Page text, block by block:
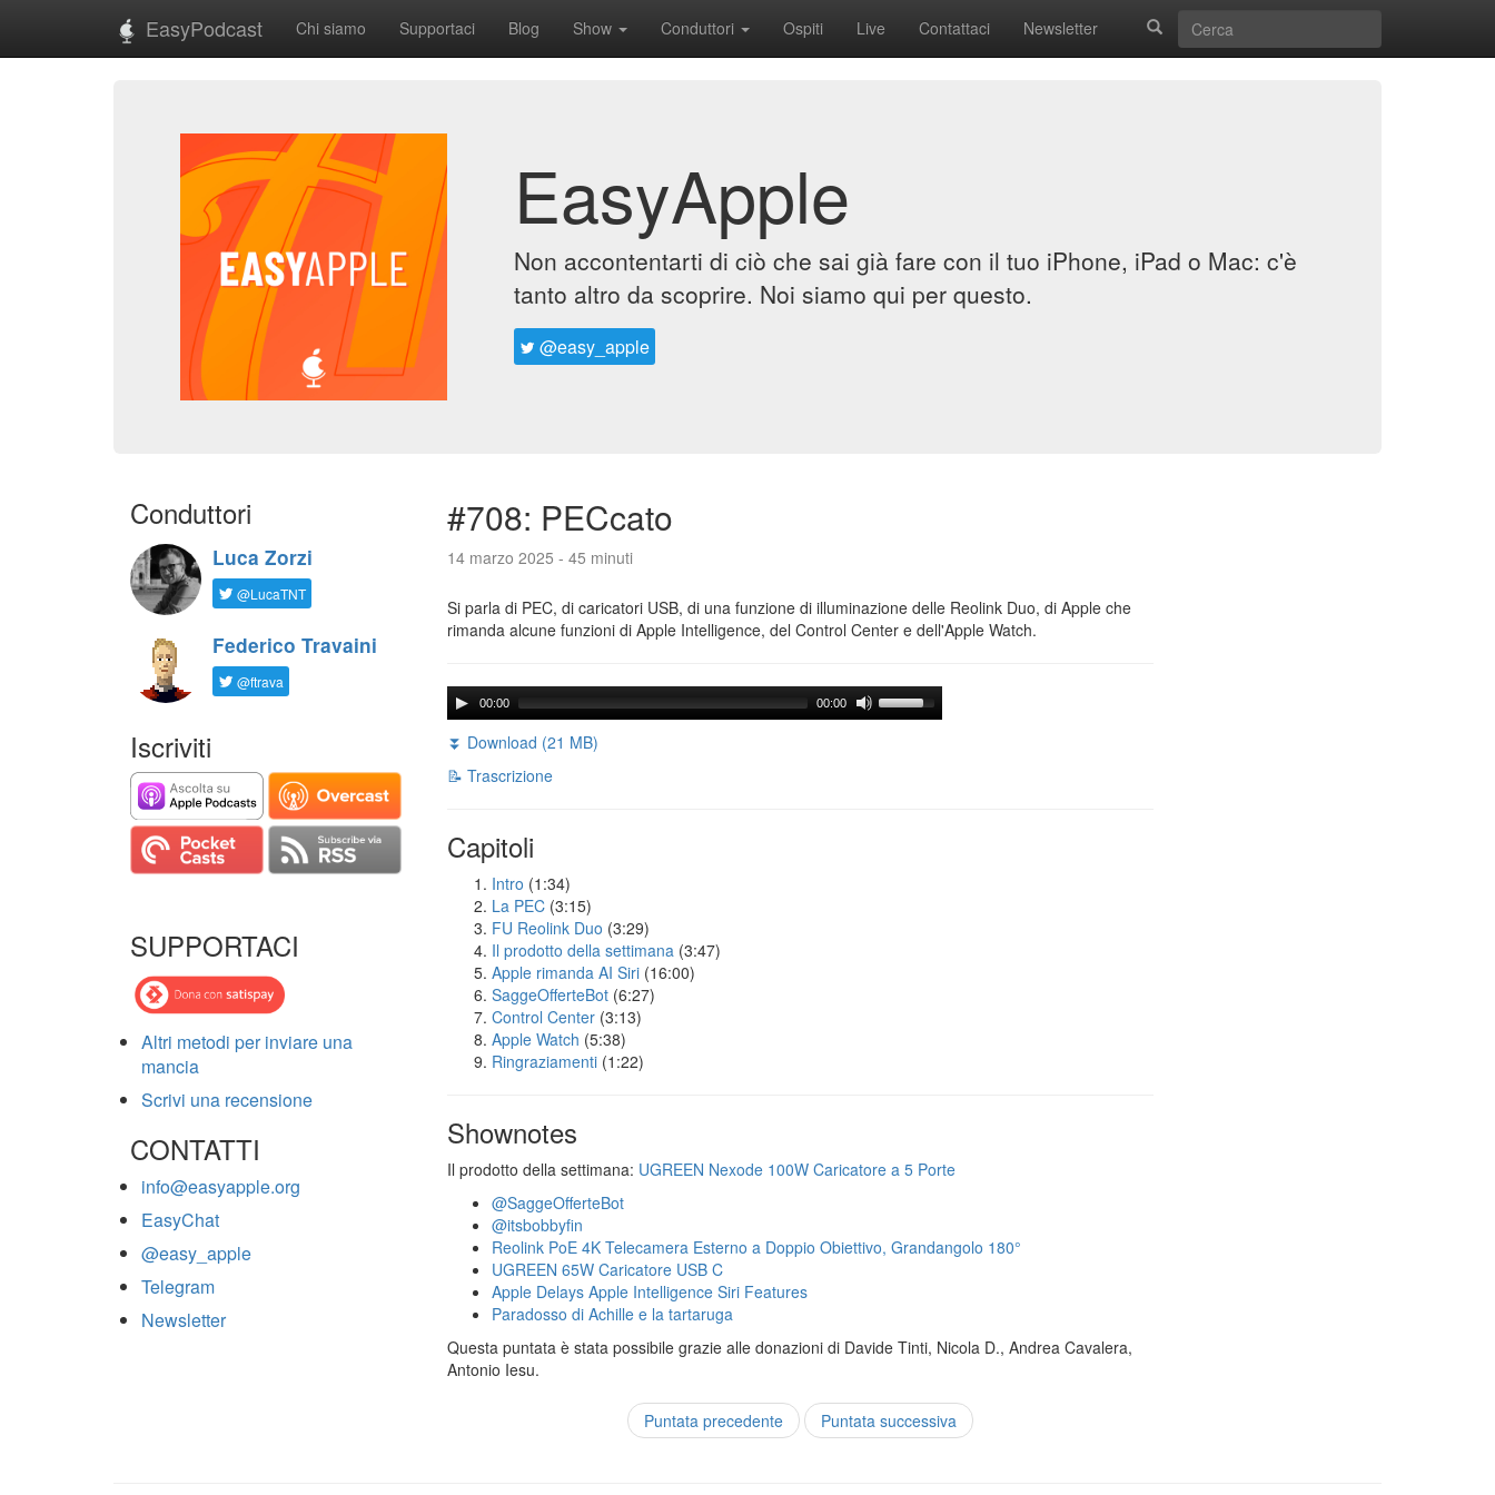
EasyPodcast Chi siamo Supportaci Blog Show Conduttori Ospiti Live Contattaci Newsletter
EasyApple
Non accontentarti di ciò che sai già fare con il tuo iPhone, iPad o Mac: c'è
tanto altro da scoprire. Noi siamo qui per questo.
@easy_apple
Conduttori
Luca Zorzi
@LucaTNT
Federico Travaini
@ftrava
Iscriviti
SUPPORTACI
Altri metodi per inviare una
mancia
Scrivi una recensione
CONTATTI
info@easyapple.org
EasyChat
@easy_apple
Telegram
Newsletter
#708: PECcato
14 marzo 2025 - 45 minuti
Si parla di PEC, di caricatori USB, di una funzione di illuminazione delle Reolink Duo, di Apple che
rimanda alcune funzioni di Apple Intelligence, del Control Center e dell'Apple Watch.
00:00 00:00
⏬ Download (21 MB)
📝 Trascrizione
Capitoli
Intro (1:34)
La PEC (3:15)
FU Reolink Duo (3:29)
Il prodotto della settimana (3:47)
Apple rimanda AI Siri (16:00)
SaggeOfferteBot (6:27)
Control Center (3:13)
Apple Watch (5:38)
Ringraziamenti (1:22)
Shownotes
Il prodotto della settimana: UGREEN Nexode 100W Caricatore a 5 Porte
@SaggeOfferteBot
@itsbobbyfin
Reolink PoE 4K Telecamera Esterno a Doppio Obiettivo, Grandangolo 180°
UGREEN 65W Caricatore USB C
Apple Delays Apple Intelligence Siri Features
Paradosso di Achille e la tartaruga
Questa puntata è stata possibile grazie alle donazioni di Davide Tinti, Nicola D., Andrea Cavalera,
Antonio Iesu.
Puntata precedente Puntata successiva